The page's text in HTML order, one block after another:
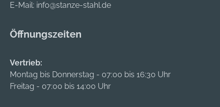
E-Mail: info@stanze-stahl.de
Öffnungszeiten
Vertrieb:
Montag bis Donnerstag - 07:00 bis 16:30 Uhr
Freitag - 07:00 bis 14:00 Uhr